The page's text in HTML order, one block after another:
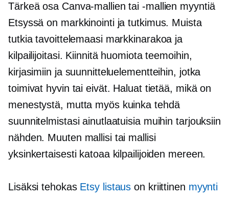
Tärkeä osa Canva-mallien tai -mallien myyntiä
Etsyssä on markkinointi ja tutkimus. Muista
tutkia tavoittelemaasi markkinarakoa ja
kilpailijoitasi. Kiinnitä huomiota teemoihin,
kirjasimiin ja suunnitteluelementteihin, jotka
toimivat hyvin tai eivät. Haluat tietää, mikä on
menestystä, mutta myös kuinka tehdä
suunnitelmistasi ainutlaatuisia muihin tarjouksiin
nähden. Muuten mallisi tai mallisi
yksinkertaisesti katoaa kilpailijoiden mereen.
Lisäksi tehokas Etsy listaus on kriittinen myynti